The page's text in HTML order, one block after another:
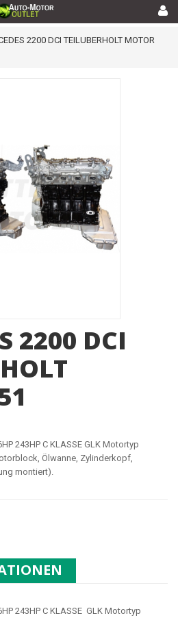
2200 DCI TEILUBERHOLT MOTOR
2200 DCI
243HP C KLASSE GLK Motortyp
Ölwanne, Zylinderkopf,
montiert).
243HP C KLASSE GLK Motortyp